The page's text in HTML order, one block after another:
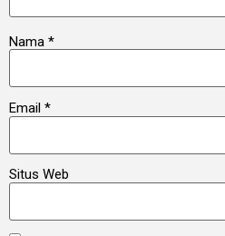
Nama *
Email *
Situs Web